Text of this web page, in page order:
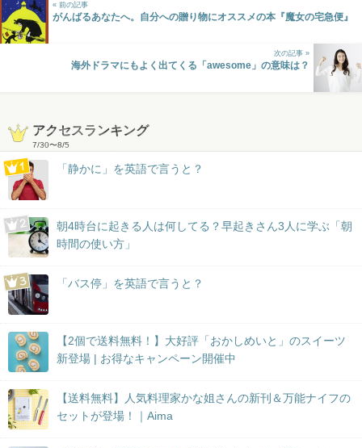
« 前の記事
がんばるあなたへ。自分への贈り物にオススメの本『魔女の宅急便』
次の記事 »
海外ドラマにもよく出てくる「awesome」の意味は？
アクセスランキング
7/30〜8/5
「静かに」を英語で言うと？
朝4時台に起きる人は何してる？早起きさん3人に学ぶ「朝
時間の使い方」
「バス停」を英語で言うと？
【2個で送料無料！】大好評「おかしめいと」のスイーツ
新登場 | お得なキャンペーン開催中
【送料無料】人気料理家かな姐さんの新刊＆万能ナイフの
セットが登場！｜Aima